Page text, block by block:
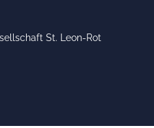
St. Leon-Rot